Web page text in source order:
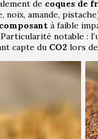
de coques de
noix, amande,
à faible
notable :
capte du CO2 lors